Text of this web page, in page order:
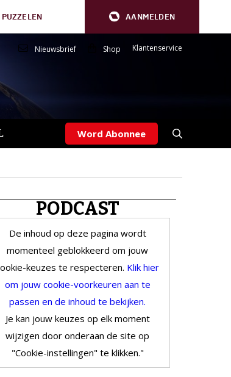
PUZZELEN AANMELDEN
Nieuwsbrief Shop Klantenservice
Word Abonnee
PODCAST
De inhoud op deze pagina wordt
momenteel geblokkeerd om jouw
keuzes te respecteren. Klik hier
om jouw cookie-voorkeuren aan te
passen en de inhoud te bekijken.
Je kan jouw keuzes op elk moment
wijzigen door onderaan de site op
"Cookie-instellingen" te klikken."